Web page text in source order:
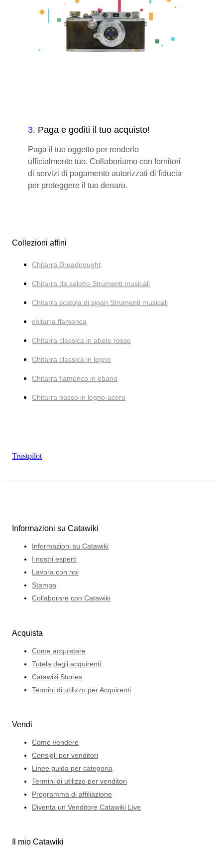
3. Paga e goditi il tuo acquisto!
Paga il tuo oggetto per renderlo
ufficialmente tuo. Collaboriamo con fornitori
di servizi di pagamento autorizzati di fiducia
per proteggere il tuo denaro.
Collezioni affini
Chitarra Dreadnought
Chitarra da salotto Strumenti musicali
Chitarra scatola di sigari Strumenti musicali
chitarra flamenca
Chitarra classica in abete rosso
Chitarra classica in legno
Chitarra flamenco in ebano
Chitarra basso in legno-acero
Trustpilot
Informazioni su Catawiki
Informazioni su Catawiki
I nostri esperti
Lavora con noi
Stampa
Collaborare con Catawiki
Acquista
Come acquistare
Tutela degli acquirenti
Catawiki Stories
Termini di utilizzo per Acquirenti
Vendi
Come vendere
Consigli per venditori
Linee guida per categoria
Termini di utilizzo per venditori
Programma di affiliazione
Diventa un Venditore Catawiki Live
Il mio Catawiki